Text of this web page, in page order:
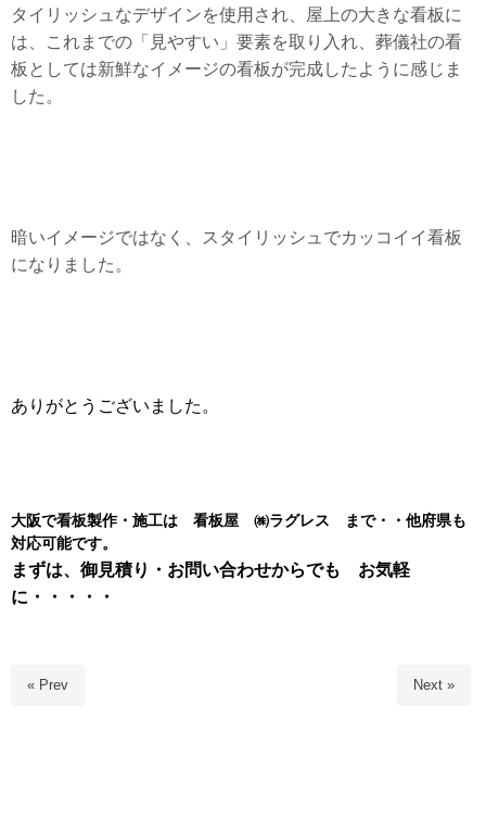
タイリッシュなデザインを使用され、屋上の大きな看板に
は、これまでの「見やすい」要素を取り入れ、葬儀社の看
板としては新鮮なイメージの看板が完成したように感じま
した。
暗いイメージではなく、スタイリッシュでカッコイイ看板
になりました。
ありがとうございました。
大阪で看板製作・施工は 看板屋 ㈱ラグレス まで・・他府県も
対応可能です。
まずは、御見積り・お問い合わせからでも お気軽
に・・・・・
« Prev Next »